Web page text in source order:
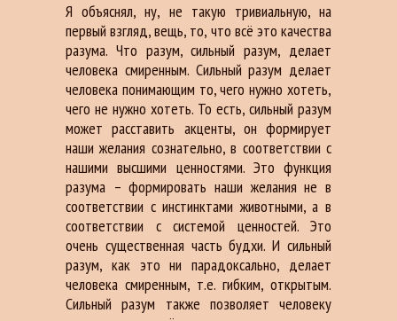
Я объяснял, ну, не такую тривиальную, на
первый взгляд, вещь, то, что всё это качества
разума. Что разум, сильный разум, делает
человека смиренным. Сильный разум делает
человека понимающим то, чего нужно хотеть,
чего не нужно хотеть. То есть, сильный разум
может расставить акценты, он формирует
наши желания сознательно, в соответствии с
нашими высшими ценностями. Это функция
разума – формировать наши желания не в
соответствии с инстинктами животными, а в
соответствии с системой ценностей. Это
очень существенная часть будхи. И сильный
разум, как это ни парадоксально, делает
человека смиренным, т.е. гибким, открытым.
Сильный разум также позволяет человеку